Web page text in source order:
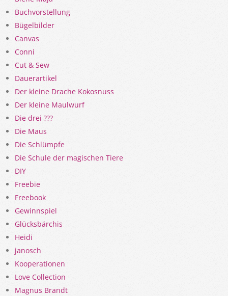
Buchvorstellung
Bügelbilder
Canvas
Conni
Cut & Sew
Dauerartikel
Der kleine Drache Kokosnuss
Der kleine Maulwurf
Die drei ???
Die Maus
Die Schlümpfe
Die Schule der magischen Tiere
DIY
Freebie
Freebook
Gewinnspiel
Glücksbärchis
Heidi
janosch
Kooperationen
Love Collection
Magnus Brandt